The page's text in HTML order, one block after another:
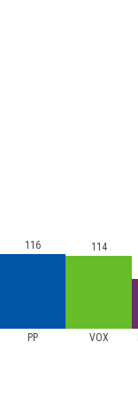
PP VOX
116
114